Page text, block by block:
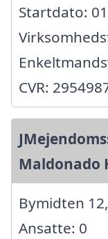
Startdato:
CVR:
Maldonado
Bymidten
Ansatte: 0